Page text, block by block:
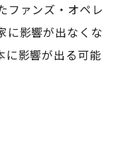
ファンズ・オペレ
に影響が出なくな
に影響が出る可能